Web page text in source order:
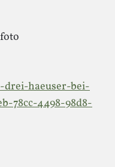
drei-haeuser-bei-
78cc-4498-98d8-